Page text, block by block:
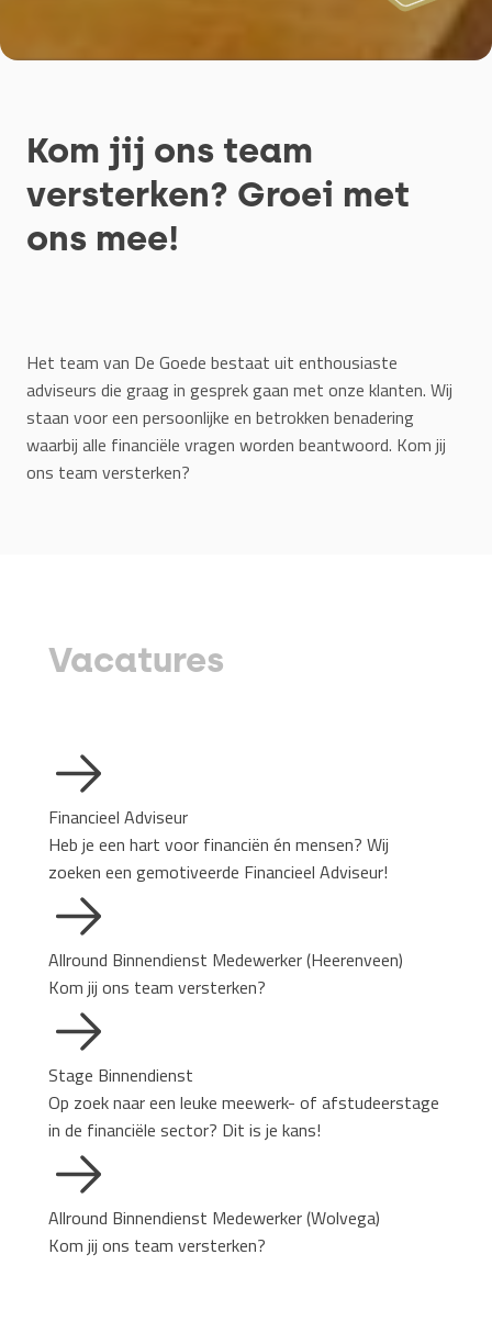
Kom jij ons team
versterken? Groei met
ons mee!
Het team van De Goede bestaat uit enthousiaste
adviseurs die graag in gesprek gaan met onze klanten. Wij
staan voor een persoonlijke en betrokken benadering
waarbij alle financiële vragen worden beantwoord. Kom jij
ons team versterken?
Vacatures
Financieel Adviseur
Heb je een hart voor financiën én mensen? Wij
zoeken een gemotiveerde Financieel Adviseur!
Allround Binnendienst Medewerker (Heerenveen)
Kom jij ons team versterken?
Stage Binnendienst
Op zoek naar een leuke meewerk- of afstudeerstage
in de financiële sector? Dit is je kans!
Allround Binnendienst Medewerker (Wolvega)
Kom jij ons team versterken?